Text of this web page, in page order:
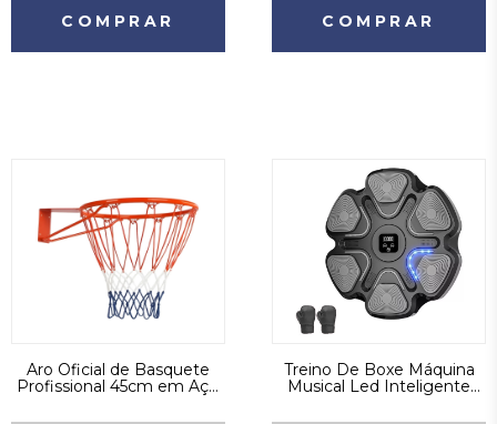
COMPRAR COMPRAR
Aro Oficial de Basquete
Profissional 45cm em Aço
Treino De Boxe Máquina
Musical Led Inteligente